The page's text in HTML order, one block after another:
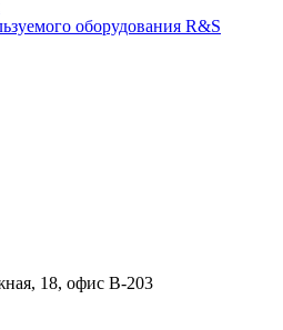
оборудования R&S
18, офис B-203